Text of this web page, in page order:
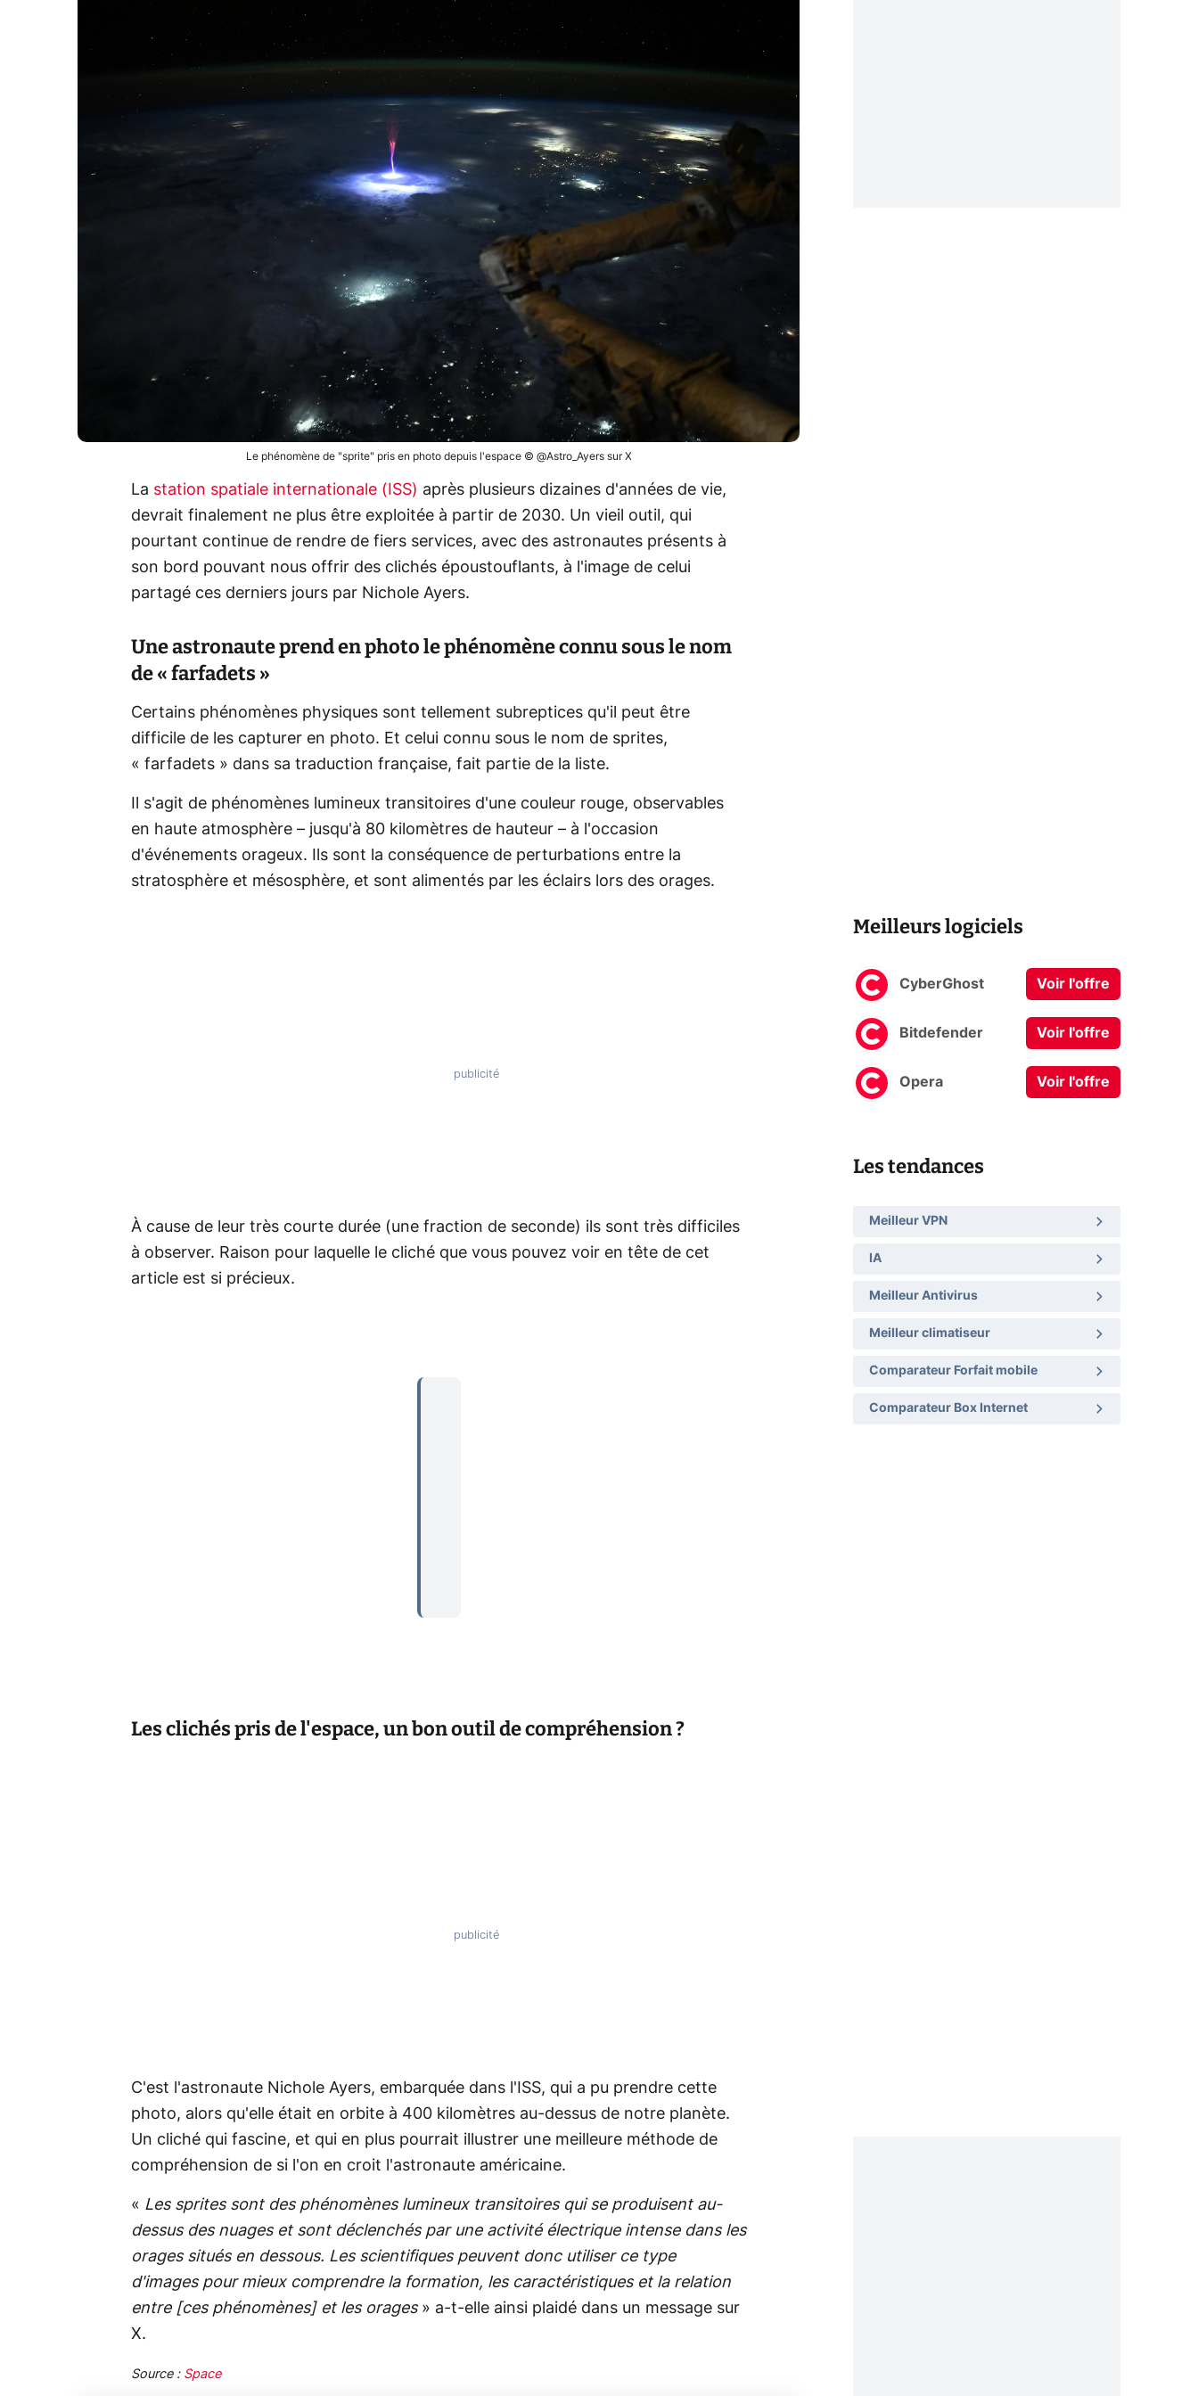
Le phénomène de "sprite" pris en photo depuis l'espace © @Astro_Ayers sur X
La station spatiale internationale (ISS) après plusieurs dizaines d'années de vie,
devrait finalement ne plus être exploitée à partir de 2030. Un vieil outil, qui
pourtant continue de rendre de fiers services, avec des astronautes présents à
son bord pouvant nous offrir des clichés époustouflants, à l'image de celui
partagé ces derniers jours par Nichole Ayers.
Une astronaute prend en photo le phénomène connu sous le nom
de « farfadets »
Certains phénomènes physiques sont tellement subreptices qu'il peut être
difficile de les capturer en photo. Et celui connu sous le nom de sprites,
« farfadets » dans sa traduction française, fait partie de la liste.
Il s'agit de phénomènes lumineux transitoires d'une couleur rouge, observables
en haute atmosphère – jusqu'à 80 kilomètres de hauteur – à l'occasion
d'événements orageux. Ils sont la conséquence de perturbations entre la
stratosphère et mésosphère, et sont alimentés par les éclairs lors des orages.
À cause de leur très courte durée (une fraction de seconde) ils sont très difficiles
à observer. Raison pour laquelle le cliché que vous pouvez voir en tête de cet
article est si précieux.
Les clichés pris de l'espace, un bon outil de compréhension ?
C'est l'astronaute Nichole Ayers, embarquée dans l'ISS, qui a pu prendre cette
photo, alors qu'elle était en orbite à 400 kilomètres au-dessus de notre planète.
Un cliché qui fascine, et qui en plus pourrait illustrer une meilleure méthode de
compréhension de si l'on en croit l'astronaute américaine.
« Les sprites sont des phénomènes lumineux transitoires qui se produisent au-
dessus des nuages et sont déclenchés par une activité électrique intense dans les
orages situés en dessous. Les scientifiques peuvent donc utiliser ce type
d'images pour mieux comprendre la formation, les caractéristiques et la relation
entre [ces phénomènes] et les orages» a-t-elle ainsi plaidé dans un message sur
X.
Source : Space
Meilleurs logiciels
CyberGhost Voir l'offre
Bitdefender Voir l'offre
Opera Voir l'offre
Les tendances
Meilleur VPN
IA
Meilleur Antivirus
Meilleur climatiseur
Comparateur Forfait mobile
Comparateur Box Internet